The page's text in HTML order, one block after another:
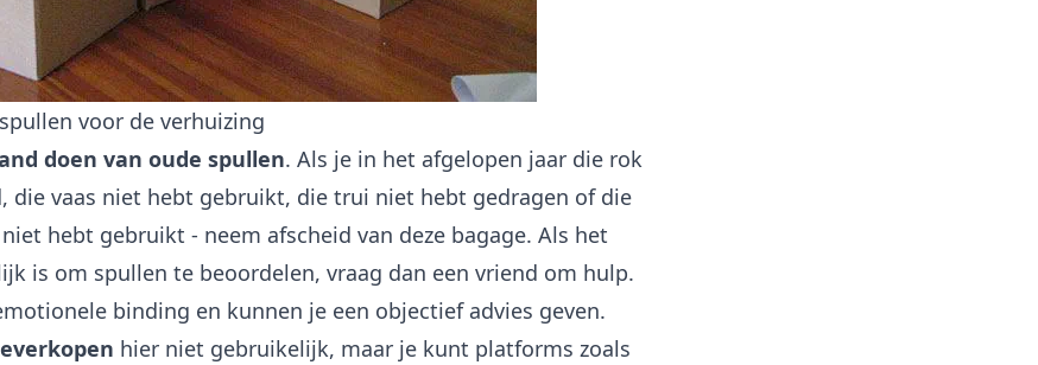
voor de verhuizing
doen van oude spullen. Als je in het afgelopen jaar die rok
die vaas niet hebt gebruikt, die trui niet hebt gedragen of die
hebt gebruikt - neem afscheid van deze bagage. Als het
is om spullen te beoordelen, vraag dan een vriend om hulp.
binding en kunnen je een objectief advies geven.
hier niet gebruikelijk, maar je kunt platforms zoals